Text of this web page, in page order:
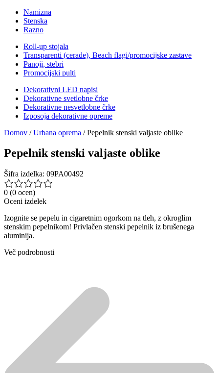
Namizna
Stenska
Razno
Roll-up stojala
Transparenti (cerade), Beach flagi/promocijske zastave
Panoji, stebri
Promocijski pulti
Dekorativni LED napisi
Dekorativne svetlobne črke
Dekorativne nesvetlobne črke
Izposoja dekorativne opreme
Domov /Urbana oprema / Pepelnik stenski valjaste oblike
Pepelnik stenski valjaste oblike
Šifra izdelka: 09PA00492
0 (0 ocen)
Oceni izdelek
Izognite se pepelu in cigaretnim ogorkom na tleh, z okroglim
stenskim pepelnikom! Privlačen stenski pepelnik iz brušenega
aluminija.
Več podrobnosti